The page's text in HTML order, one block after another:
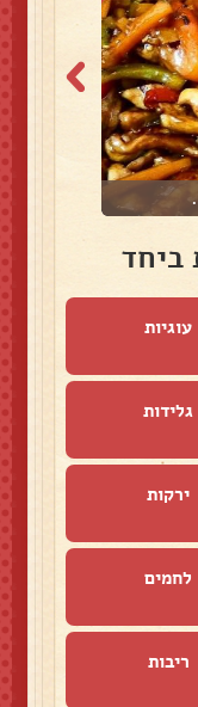
ביחד
עוגיות
גלידות
ירקות
לחמים
ריבות